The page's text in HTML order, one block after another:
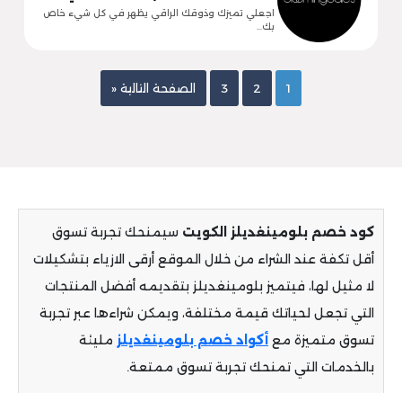
اجعلي تميزك وذوقك الراقي يظهر في كل شيء خاص
بك…
1
2
3 الصفحة التالية «
كود خصم بلومينغديلز الكويت سيمنحك تجربة تسوق
أقل تكفة عند الشراء من خلال الموقع أرقى الازياء بتشكيلات
لا مثيل لها، فيتميز بلومينغديلز بتقديمه أفضل المنتجات
التي تجعل لحياتك قيمة مختلفة، ويمكن شراءها عبر تجربة
تسوق متميزة مع أكواد خصم بلومينغديلز مليئة
بالخدمات التي تمنحك تجربة تسوق ممتعة.